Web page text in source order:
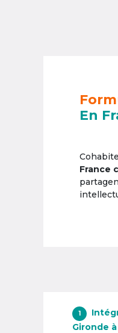
En
France
1
Gironde